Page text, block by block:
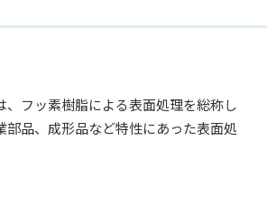
、フッ素樹脂による表面処理を総称し
部品、成形品など特性にあった表面処